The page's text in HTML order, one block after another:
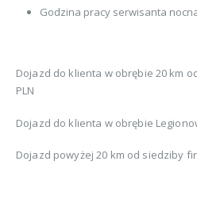
Godzina pracy serwisanta
Dojazd do klienta w obrębie 20 km
PLN
Dojazd do klienta w obrębie
Dojazd powyżej 20 km od siedziby